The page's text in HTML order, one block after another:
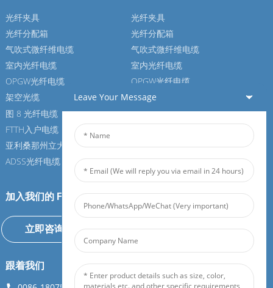
光纤夹具
光纤分配箱
气吹式微纤维电缆
室内光纤电缆
OPGW光纤电缆
架空光缆
图 8 光纤电缆
FTTH入户电缆
亚利桑那州立大学光纤电缆
ADSS光纤电缆
光纤夹具
光纤分配箱
气吹式微纤维电缆
室内光纤电缆
OPGW光纤电缆
架空光缆
图 8 光纤电缆
亚利桑那州立大学光纤电缆
ADSS光纤电缆
加入我们的 Feiboer
立即咨询
跟着我们
Leave Your Message